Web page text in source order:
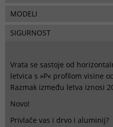
MODELI
SIGURNOST
Vrata se sastoje od
letvica s »P« profilom visine
Razmak između letva iznosi
Novo!
Privlače vas i drvo i aluminij?